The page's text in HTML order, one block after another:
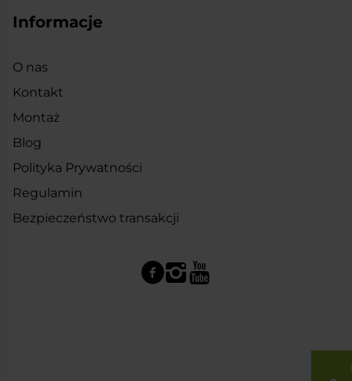
Informacje
O nas
Kontakt
Montaż
Blog
Polityka Prywatności
Regulamin
Bezpieczeństwo transakcji